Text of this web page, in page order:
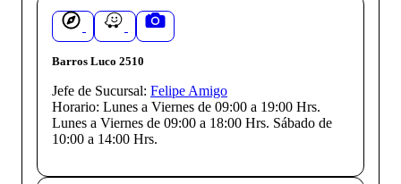
Barros Luco 2510
Jefe de Sucursal: Felipe Amigo
Horario: Lunes a Viernes de 09:00 a 19:00 Hrs.
Lunes a Viernes de 09:00 a 18:00 Hrs. Sábado de
10:00 a 14:00 Hrs.